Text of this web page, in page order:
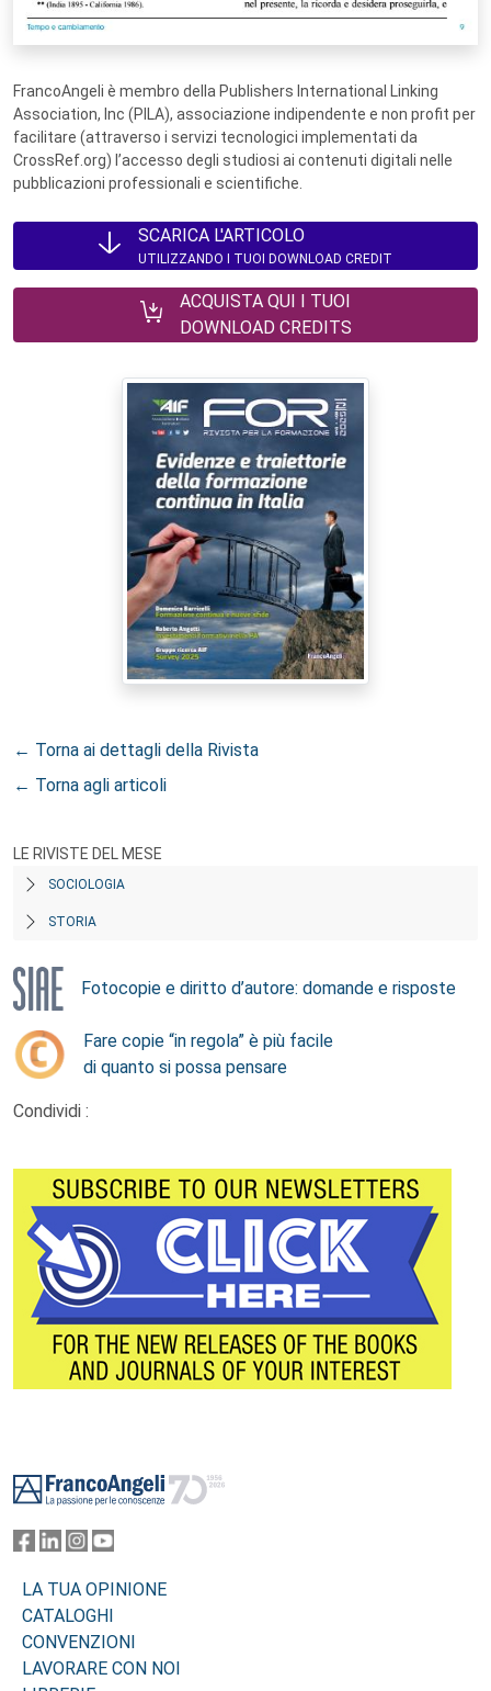
FrancoAngeli è membro della Publishers International Linking
Association, Inc (PILA), associazione indipendente e non profit per
facilitare (attraverso i servizi tecnologici implementati da
CrossRef.org) l’accesso degli studiosi ai contenuti digitali nelle
pubblicazioni professionali e scientifiche.
SCARICA L'ARTICOLO
UTILIZZANDO I TUOI DOWNLOAD CREDIT
ACQUISTA QUI I TUOI
DOWNLOAD CREDITS
← Torna ai dettagli della Rivista
← Torna agli articoli
LE RIVISTE DEL MESE
SOCIOLOGIA
STORIA
Fotocopie e diritto d’autore: domande e risposte
Fare copie “in regola” è più facile
di quanto si possa pensare
Condividi :
LA TUA OPINIONE
CATALOGHI
CONVENZIONI
LAVORARE CON NOI